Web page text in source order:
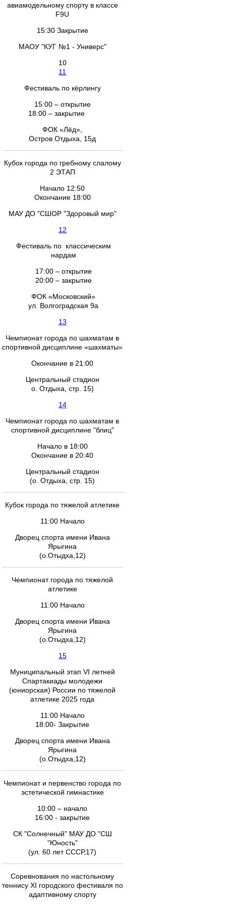
авиамодельному спорту в классе
F9U
15:30 Закрытие
МАОУ "КУГ №1 - Универс"
10
11
Фестиваль по кёрлингу
15:00 – открытие
18:00 – закрытие
ФОК «Лёд»,
Остров Отдыха, 15д
Кубок города по гребному слалому
2 ЭТАП
Начало 12:50
Окончание 18:00
МАУ ДО "СШОР "Здоровый мир"
12
Фестиваль по классическим
нардам
17:00 – открытие
20:00 – закрытие
ФОК «Московский»
ул. Волгоградская 9а
13
Чемпионат города по шахматам в
спортивной дисциплине «шахматы»
Окончание в 21:00
Центральный стадион
о. Отдыха, стр. 15)
14
Чемпионат города по шахматам в
спортивной дисциплине "блиц"
Начало в 18:00
Окончание в 20:40
Центральный стадион
(о. Отдыха, стр. 15)
Кубок города по тяжелой атлетике
11:00 Начало
Дворец спорта имени Ивана
Ярыгина
(о.Отыдха,12)
Чемпионат города по тяжелой
атлетике
11:00 Начало
Дворец спорта имени Ивана
Ярыгина
(о.Отыдха,12)
15
Муниципальный этап VI летней
Спартакиады молодежи
(юниорская) России по тяжелой
атлетике 2025 года
11:00 Начало
18:00- Закрытие
Дворец спорта имени Ивана
Ярыгина
(о.Отыдха,12)
Чемпионат и первенство города по
эстетической гимнастике
10:00 – начало
16:00 - закрытие
СК "Солнечный" МАУ ДО "СШ
"Юность"
(ул. 60 лет СССР,17)
Соревнования по настольному
теннису ХI городского фестиваля по
адаптивному спорту